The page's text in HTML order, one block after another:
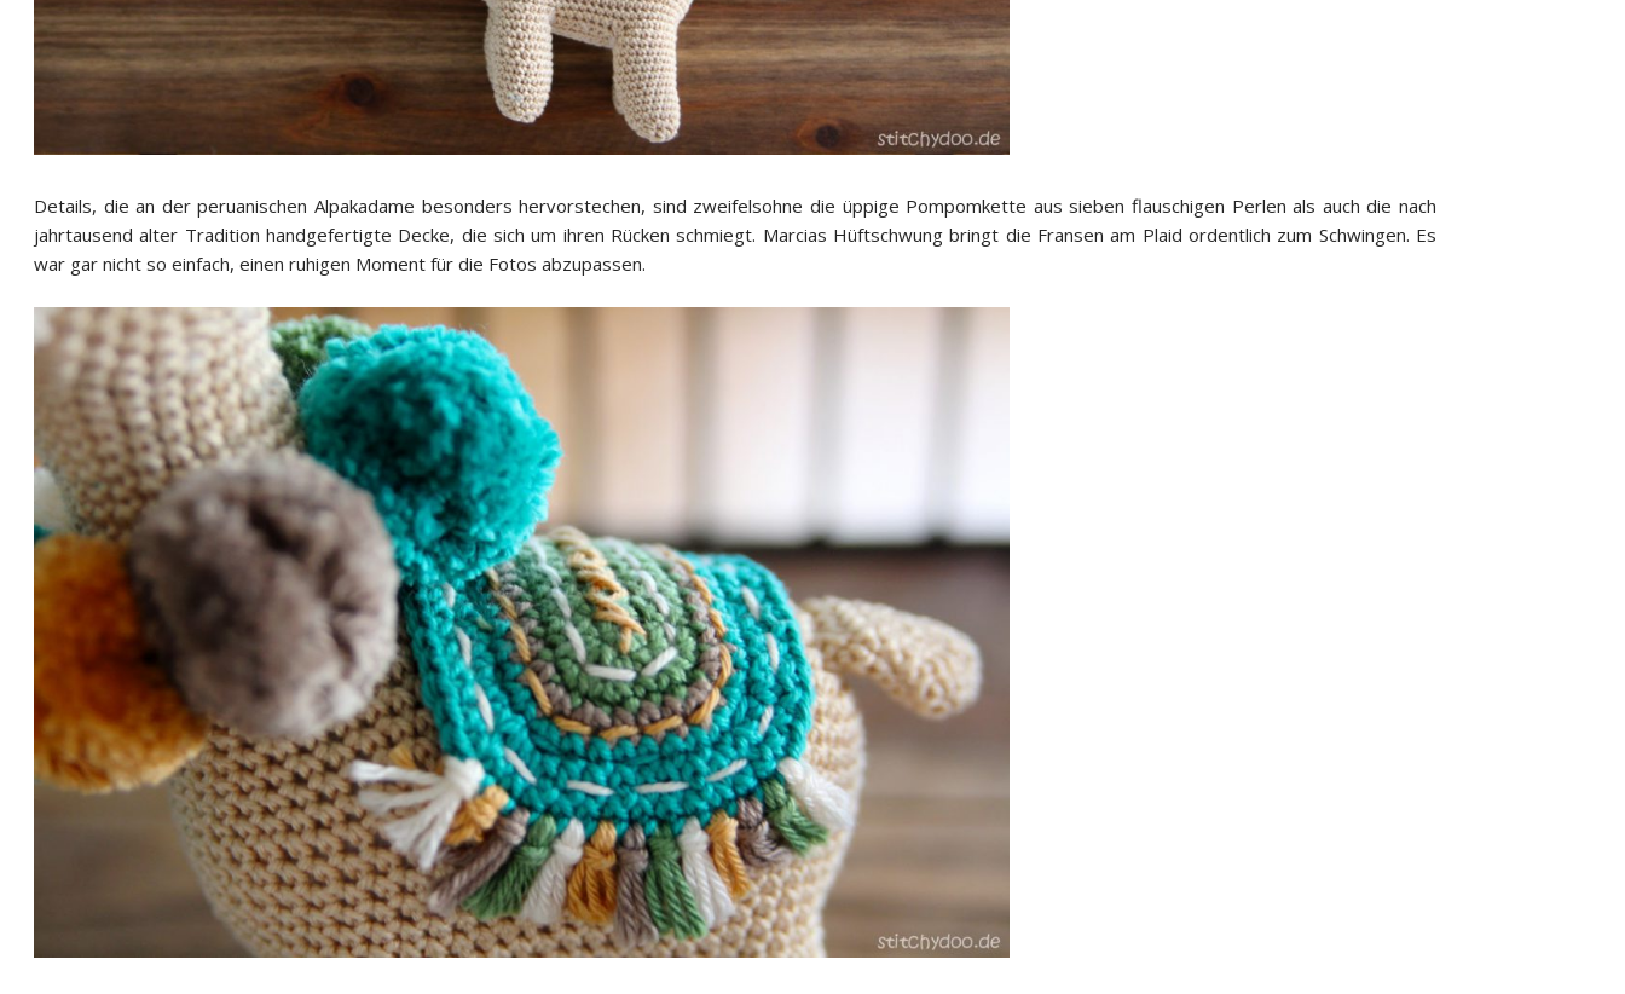
Details, die an der peruanischen Alpakadame besonders hervorstechen, sind zweifelsohne die üppige Pompomkette aus sieben flauschigen Perlen als auch die nach
jahrtausend alter Tradition handgefertigte Decke, die sich um ihren Rücken schmiegt. Marcias Hüftschwung bringt die Fransen am Plaid ordentlich zum Schwingen. Es
war gar nicht so einfach, einen ruhigen Moment für die Fotos abzupassen.